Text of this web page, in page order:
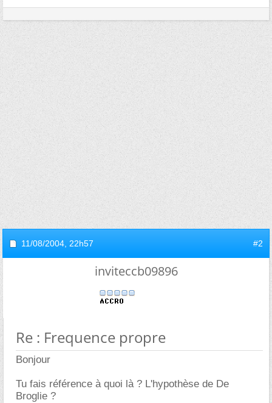
11/08/2004, 22h57 #2
inviteccb09896
Re : Frequence propre
Bonjour
Tu fais référence à quoi là ? L'hypothèse de De
Broglie ?